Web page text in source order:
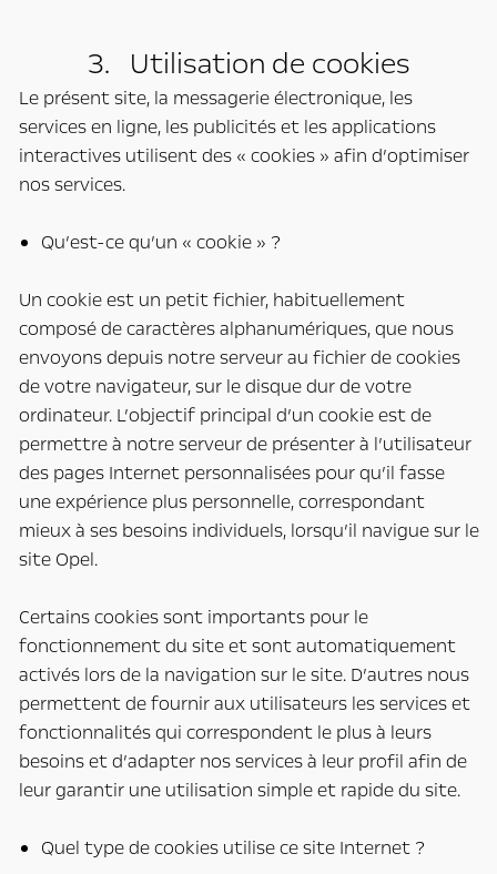
3. Utilisation de cookies
Le présent site, la messagerie électronique, les
services en ligne, les publicités et les applications
interactives utilisent des « cookies » afin d’optimiser
nos services.
Qu’est-ce qu’un « cookie » ?
Un cookie est un petit fichier, habituellement
composé de caractères alphanumériques, que nous
envoyons depuis notre serveur au fichier de cookies
de votre navigateur, sur le disque dur de votre
ordinateur. L’objectif principal d’un cookie est de
permettre à notre serveur de présenter à l’utilisateur
des pages Internet personnalisées pour qu’il fasse
une expérience plus personnelle, correspondant
mieux à ses besoins individuels, lorsqu’il navigue sur le
site Opel.
Certains cookies sont importants pour le
fonctionnement du site et sont automatiquement
activés lors de la navigation sur le site. D’autres nous
permettent de fournir aux utilisateurs les services et
fonctionnalités qui correspondent le plus à leurs
besoins et d’adapter nos services à leur profil afin de
leur garantir une utilisation simple et rapide du site.
Quel type de cookies utilise ce site Internet ?